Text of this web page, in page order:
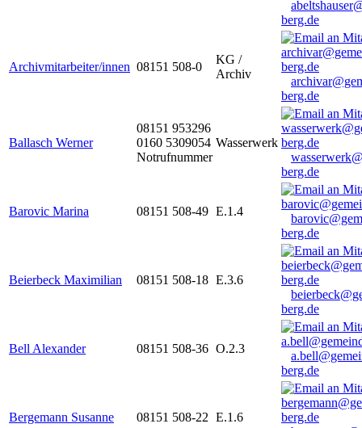
berg.de
Archivmitarbeiter/innen 08151 508-0
KG /
Archiv
berg.de
Ballasch Werner
08151 953296
0160 5309054
Notrufnummer
Wasserwerk
berg.de
Barovic Marina 08151 508-49 E.1.4
berg.de
Beierbeck Maximilian 08151 508-18 E.3.6
berg.de
Bell Alexander 08151 508-36 O.2.3
berg.de
Bergemann Susanne 08151 508-22 E.1.6